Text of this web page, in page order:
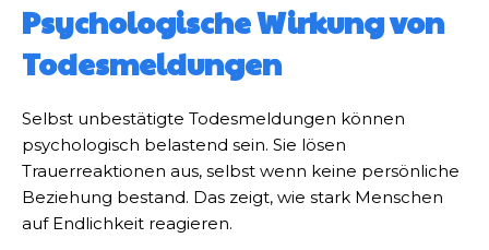
Psychologische Wirkung von
Todesmeldungen
Selbst unbestätigte Todesmeldungen können
psychologisch belastend sein. Sie lösen
Trauerreaktionen aus, selbst wenn keine persönliche
Beziehung bestand. Das zeigt, wie stark Menschen
auf Endlichkeit reagieren.